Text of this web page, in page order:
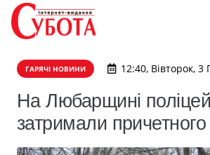
ГАРЯЧІ НОВИНИ 12:40, Вівторок, 3
На Любарщині
затримали